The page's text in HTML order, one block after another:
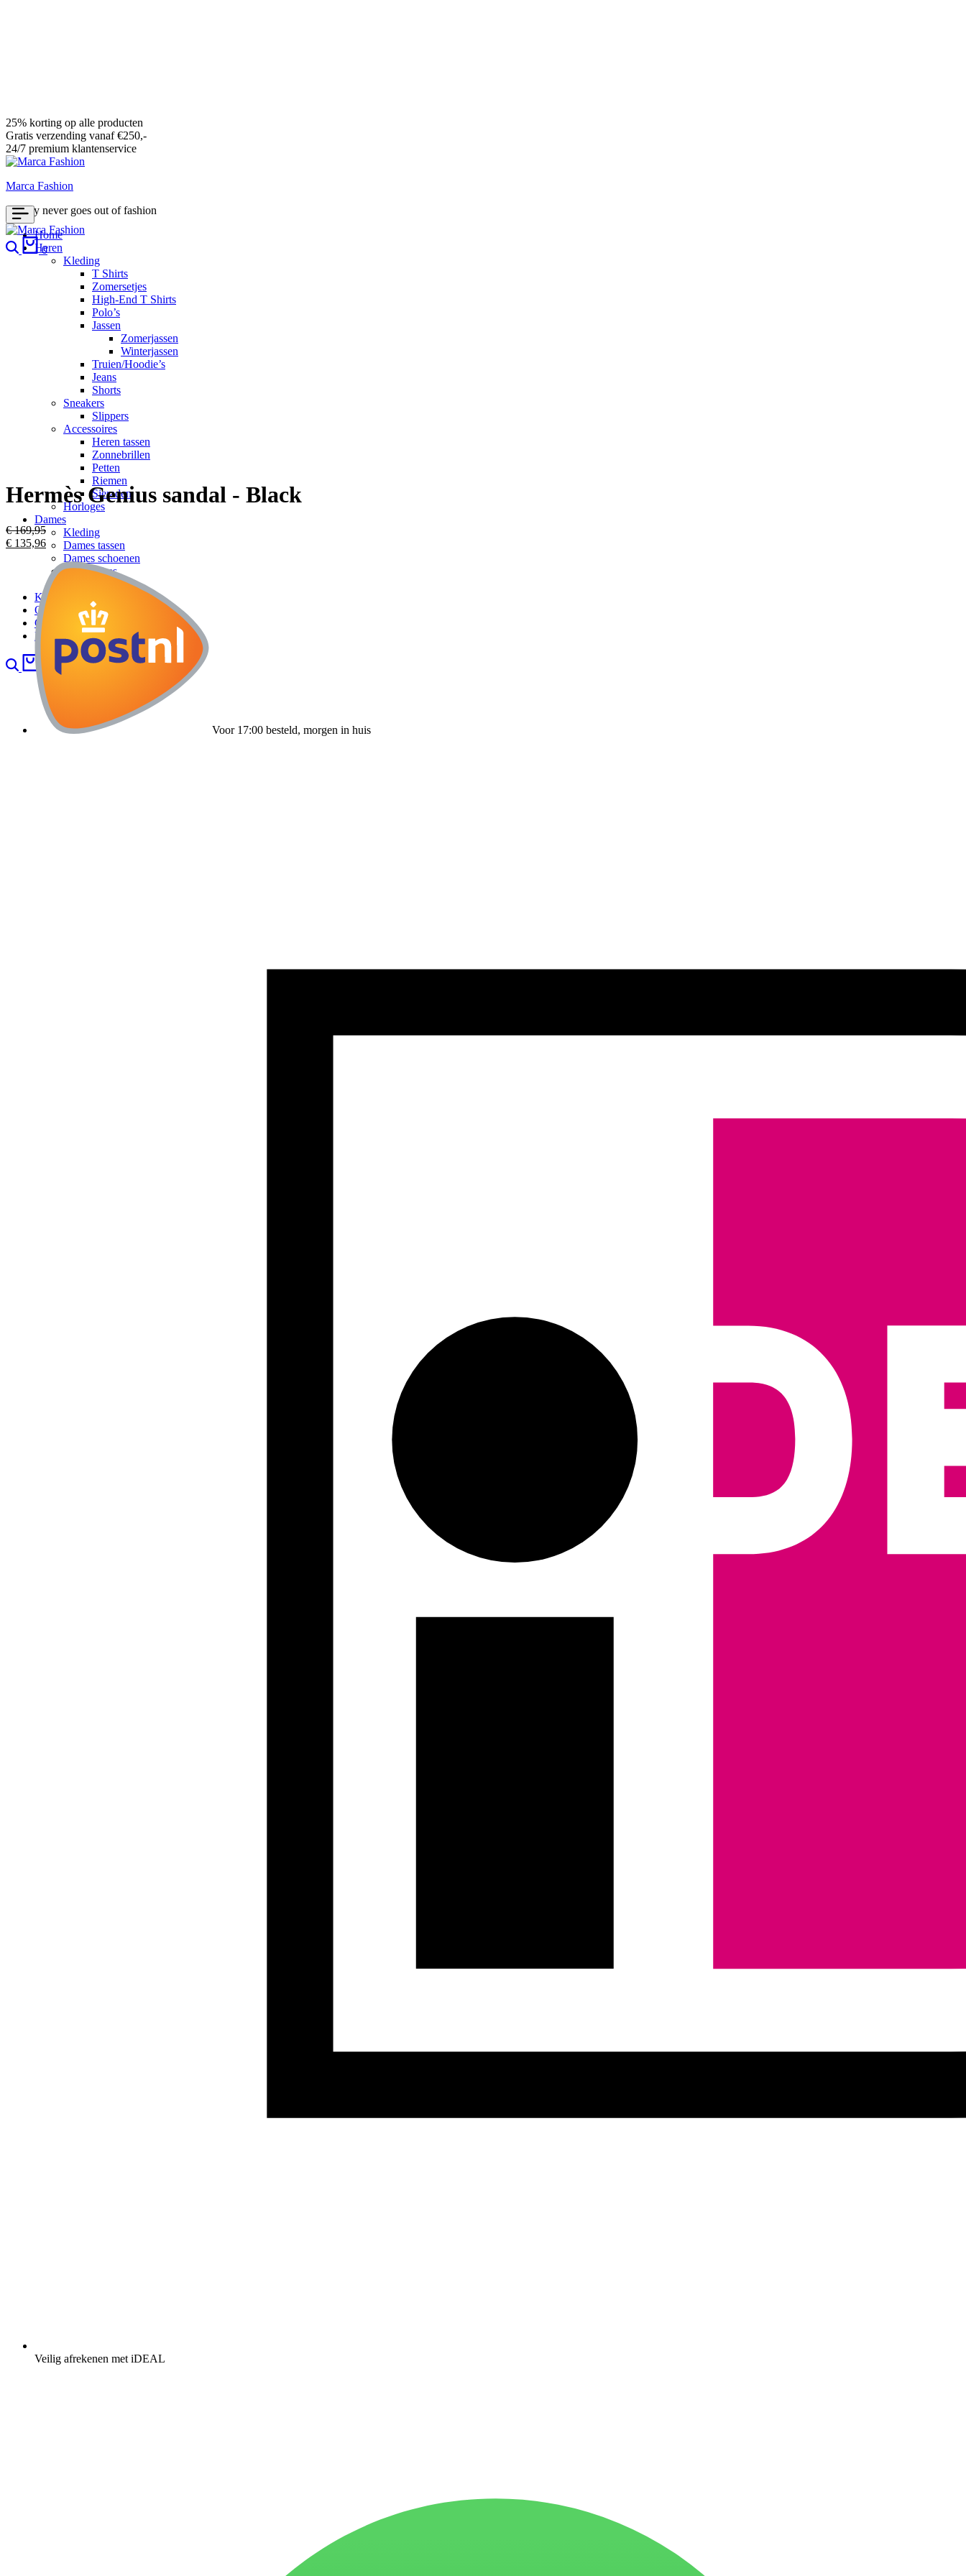
25% korting op alle producten
Gratis verzending vanaf €250,-
24/7 premium klantenservice
Marca Fashion
Luxury never goes out of fashion
Home
Heren
Kleding
T Shirts
Zomersetjes
High-End T Shirts
Polo’s
Jassen
Zomerjassen
Winterjassen
Truien/Hoodie’s
Jeans
Shorts
Sneakers
Slippers
Accessoires
Heren tassen
Zonnebrillen
Petten
Riemen
Sieraden
Horloges
Dames
Kleding
Dames tassen
Dames schoenen
Accessoires
Kids
Over ons
Contact
FAQ
Search
0
Cart
Search
0
Cart
Hermès Genius sandal - Black
€169,95
€ 135,96
Voor 17:00 besteld, morgen in huis
Veilig afrekenen met iDEAL